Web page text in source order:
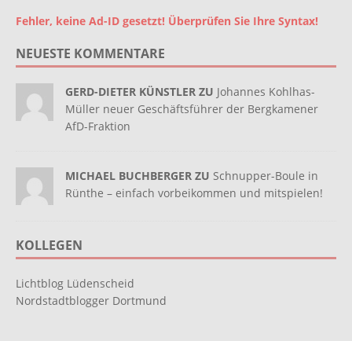
Fehler, keine Ad-ID gesetzt! Überprüfen Sie Ihre Syntax!
NEUESTE KOMMENTARE
GERD-DIETER KÜNSTLER ZU Johannes Kohlhas-
Müller neuer Geschäftsführer der Bergkamener
AfD-Fraktion
MICHAEL BUCHBERGER ZU Schnupper-Boule in
Rünthe – einfach vorbeikommen und mitspielen!
KOLLEGEN
Lichtblog Lüdenscheid
Nordstadtblogger Dortmund